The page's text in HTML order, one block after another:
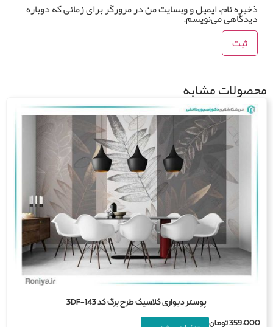
نام، ایمیل و وبسایت من در مرورگر برای زمانی که دوباره
می‌نویسم.
مشابه
پوستر دیواری کلاسیک طرح برگ کد 3DF-143
تومان